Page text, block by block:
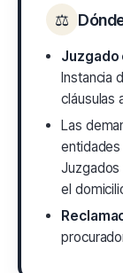
⚖
Instancia
cláusulas
Las
entidades
Juzgados
el